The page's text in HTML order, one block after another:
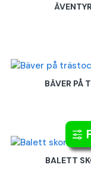
BÄVER PÅ
BALETT